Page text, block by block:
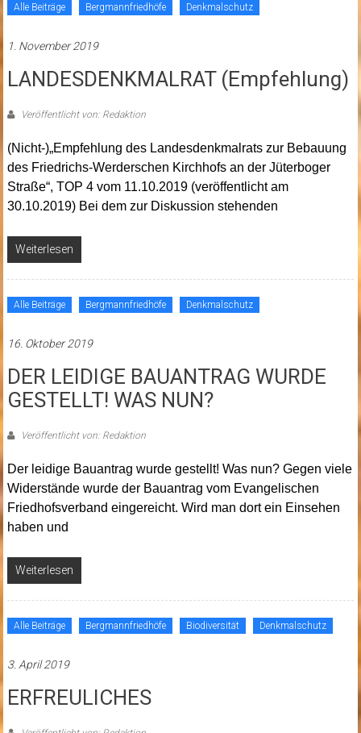
Alle Beiträge Bergmannfriedhöfe Denkmalschutz
1. November 2019
LANDESDENKMALRAT (Empfehlung)
Veröffentlicht von: Redaktion
(Nicht-)„Empfehlung des Landesdenkmalrats zur Bebauung
des Friedrichs-Werderschen Kirchhofs an der Jüterboger
Straße“, TOP 4 vom 11.10.2019 (veröffentlicht am
30.10.2019) Bei dem zur Diskussion stehenden
Weiterlesen
Alle Beiträge Bergmannfriedhöfe Denkmalschutz
16. Oktober 2019
DER LEIDIGE BAUANTRAG WURDE
GESTELLT! WAS NUN?
Veröffentlicht von: Redaktion
Der leidige Bauantrag wurde gestellt! Was nun? Gegen viele
Widerstände wurde der Bauantrag vom Evangelischen
Friedhofsverband eingereicht. Wird man dort ein Einsehen
haben und
Weiterlesen
Alle Beiträge Bergmannfriedhöfe Biodiversität Denkmalschutz
3. April 2019
ERFREULICHES